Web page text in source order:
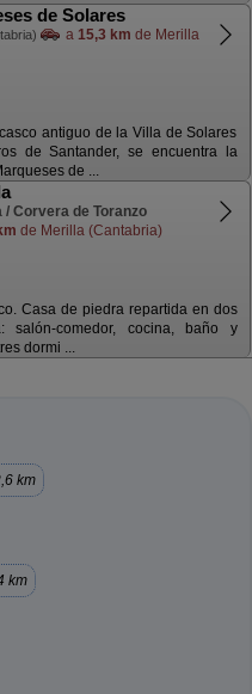
de Solares
a 15,3 km de Merilla
antiguo de la Villa de Solares
de Santander, se encuentra la
de ...
/ Corvera de Toranzo
de Merilla (Cantabria)
Casa de piedra repartida en dos
salón-comedor, cocina, baño y
dormi ...
km
km